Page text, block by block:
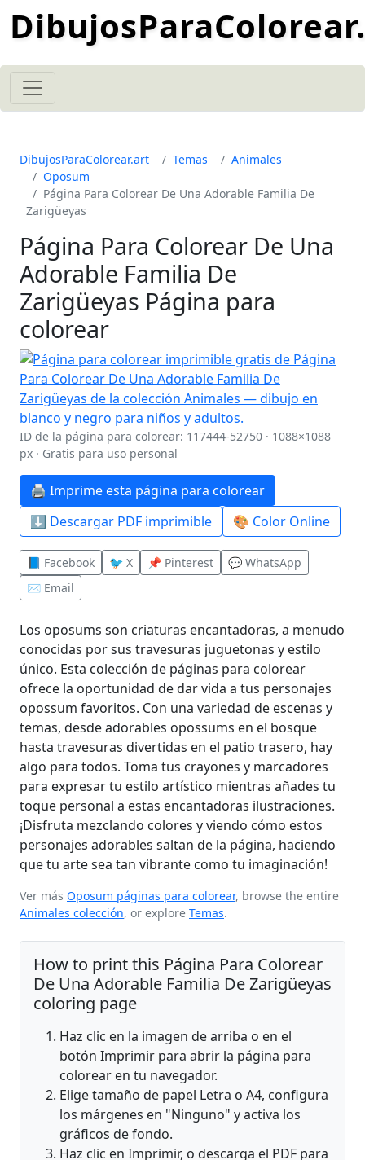
DibujosParaColorear.art Temas
Animales
Oposum
Página Para Colorear De Una Adorable Familia De
Zarigüeyas
Página Para Colorear De Una
Adorable Familia De
Zarigüeyas Página para
colorear
ID de la página para colorear: 117444-52750 · 1088×1088
px · Gratis para uso personal
🖨️ Imprime esta página para colorear
⬇️ Descargar PDF imprimible
🎨 Color Online
📘 Facebook 🐦 X 📌 Pinterest
💬 WhatsApp
✉️ Email
Los oposums son criaturas encantadoras, a menudo
conocidas por sus travesuras juguetonas y estilo
único. Esta colección de páginas para colorear
ofrece la oportunidad de dar vida a tus personajes
opossum favoritos. Con una variedad de escenas y
temas, desde adorables opossums en el bosque
hasta travesuras divertidas en el patio trasero, hay
algo para todos. Toma tus crayones y marcadores
para expresar tu estilo artístico mientras añades tu
toque personal a estas encantadoras ilustraciones.
¡Disfruta mezclando colores y viendo cómo estos
personajes adorables saltan de la página, haciendo
que tu arte sea tan vibrante como tu imaginación!
Ver más Oposum páginas para colorear, browse the entire
Animales colección, or explore Temas.
How to print this Página Para Colorear
De Una Adorable Familia De Zarigüeyas
coloring page
Haz clic en la imagen de arriba o en el
botón Imprimir para abrir la página para
colorear en tu navegador.
Elige tamaño de papel Letra o A4, configura
los márgenes en "Ninguno" y activa los
gráficos de fondo.
Haz clic en Imprimir, o descarga el PDF para